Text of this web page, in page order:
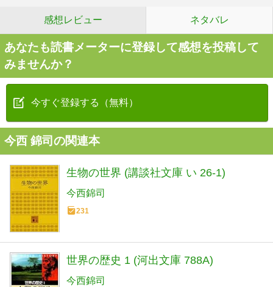
感想レビュー ネタバレ
あなたも読書メーターに登録して感想を投稿して
みませんか？
今すぐ登録する（無料）
今西 錦司の関連本
生物の世界 (講談社文庫 い 26-1)
今西錦司
231
世界の歴史 1 (河出文庫 788A)
今西錦司